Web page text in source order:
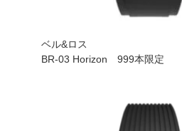
ベル&ロス
BR-03 Horizon 999本限定